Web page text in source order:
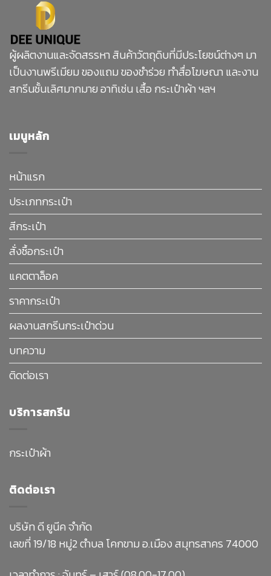
ผู้ผลิตงานและจัดสรรหา สินค้าวัตถุดิบที่มีประโยชน์ต่างๆ มา
เป็นงานพรีเมียม ของแถม ของชำร่วย ทำสื่อโฆษณา และงาน
สกรีนชั้นเลิศมากมาย อาทิเช่น เสื้อ กระเป๋าผ้า ฯลฯ
เมนูหลัก
หน้าแรก
ประเภทกระเป๋า
สีกระเป๋า
สั่งซื้อกระเป๋า
แคตตาล็อค
ราคากระเป๋า
ผลงานสกรีนกระเป๋าด่วน
บทความ
ติดต่อเรา
บริการสกรีน
กระเป๋าผ้า
ติดต่อเรา
บริษัท ดี ยูนีค จำกัด
เลขที่ 19/18 หมู่2 ตำบล โคกขาม อ.เมือง สมุทรสาคร 74000